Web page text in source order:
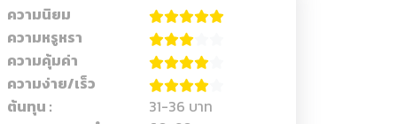
ความนิยม
ความหรูหรา
ความคุ้มค่า
ความง่าย/เร็ว
ต้นทุน :
31-36 บาท